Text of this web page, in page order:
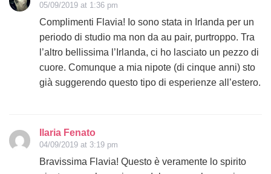
05/09/2019 at 1:36 pm
Complimenti Flavia! Io sono stata in Irlanda per un
periodo di studio ma non da au pair, purtroppo. Tra
l’altro bellissima l’Irlanda, ci ho lasciato un pezzo di
cuore. Comunque a mia nipote (di cinque anni) sto
già suggerendo questo tipo di esperienze all’estero.
Ilaria Fenato
04/09/2019 at 3:19 pm
Bravissima Flavia! Questo è veramente lo spirito